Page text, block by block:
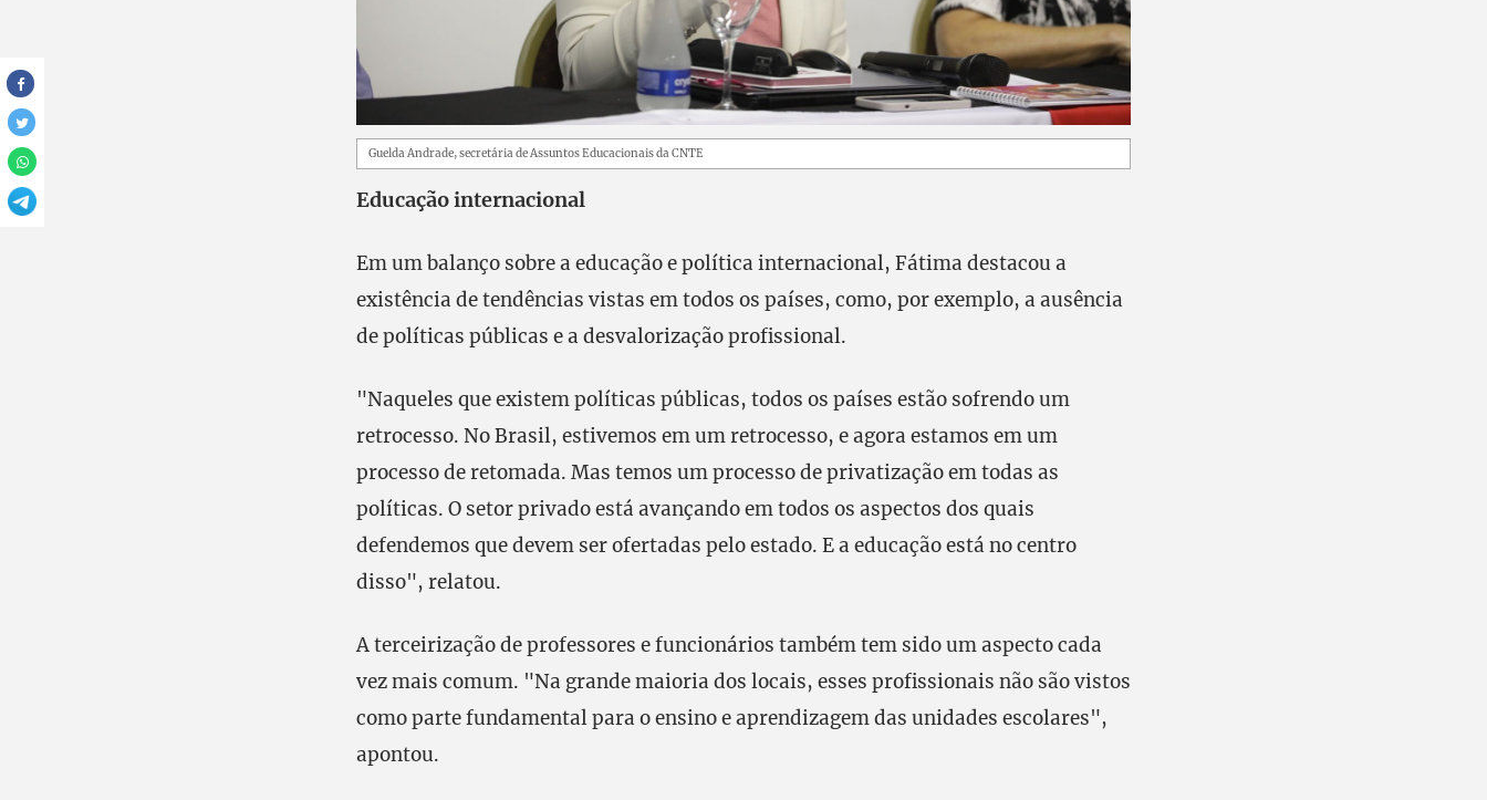
Guelda Andrade, secretária de Assuntos Educacionais da CNTE
Educação internacional
Em um balanço sobre a educação e política internacional, Fátima destacou a
existência de tendências vistas em todos os países, como, por exemplo, a ausência
de políticas públicas e a desvalorização profissional.
"Naqueles que existem políticas públicas, todos os países estão sofrendo um
retrocesso. No Brasil, estivemos em um retrocesso, e agora estamos em um
processo de retomada. Mas temos um processo de privatização em todas as
políticas. O setor privado está avançando em todos os aspectos dos quais
defendemos que devem ser ofertadas pelo estado. E a educação está no centro
disso", relatou.
A terceirização de professores e funcionários também tem sido um aspecto cada
vez mais comum. "Na grande maioria dos locais, esses profissionais não são vistos
como parte fundamental para o ensino e aprendizagem das unidades escolares",
apontou.